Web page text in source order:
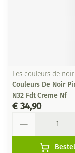
Les couleurs de noir
Couleurs De Noir
N32 Fdt Creme Nf
€ 34,90
Bestel